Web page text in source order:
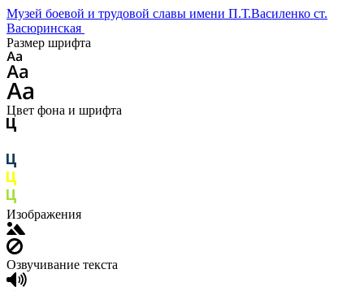
Музей боевой и трудовой славы имени П.Т.Василенко ст.
Васюринская
Размер шрифта
Цвет фона и шрифта
Изображения
Озвучивание текста